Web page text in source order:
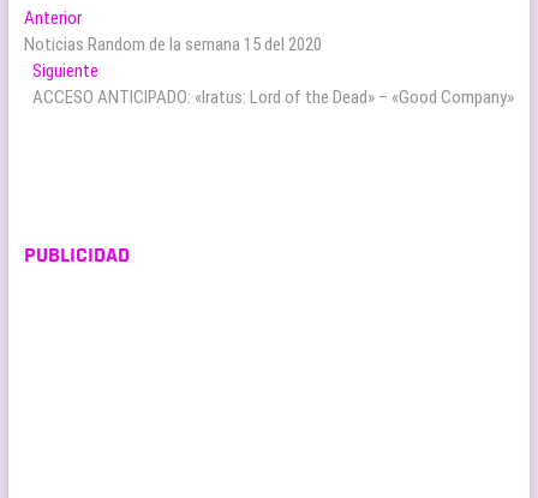
Navegación
de
entradas
AnteriorEntrada
anterior:
Noticias Random de la semana 15 del 2020
Siguiente
siguiente:
ACCESO ANTICIPADO: «Iratus: Lord of the Dead» – «Good Company»
PUBLICIDAD